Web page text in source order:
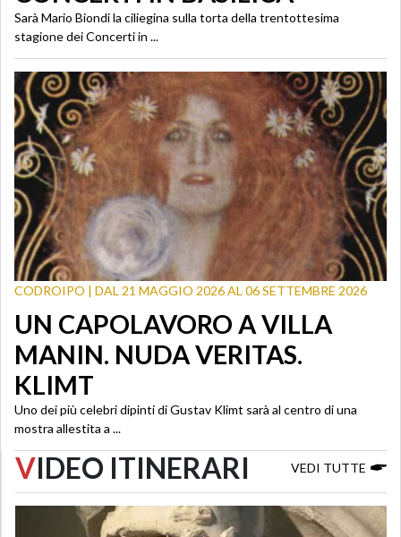
Sarà Mario Biondi la ciliegina sulla torta della trentottesima
stagione dei Concerti in ...
CODROIPO | DAL 21 MAGGIO 2026 AL 06 SETTEMBRE 2026
UN CAPOLAVORO A VILLA
MANIN. NUDA VERITAS.
KLIMT
Uno dei più celebri dipinti di Gustav Klimt sarà al centro di una
mostra allestita a ...
VIDEO ITINERARI VEDI TUTTE